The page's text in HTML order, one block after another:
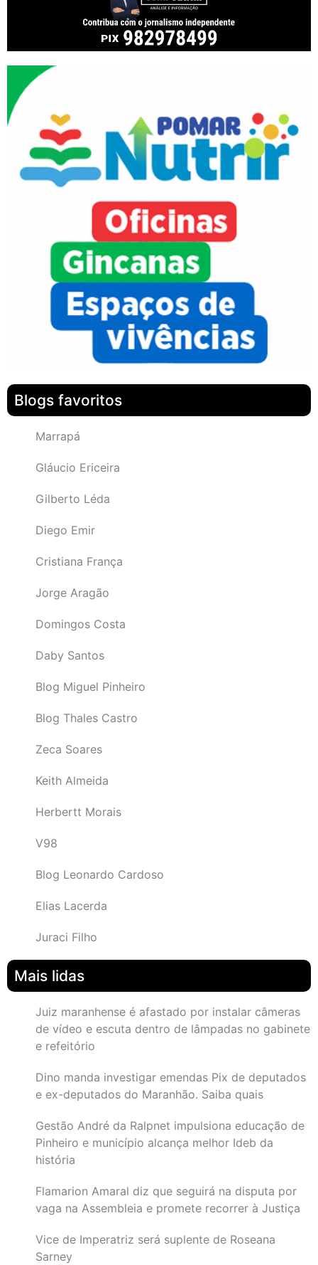
Blogs favoritos
Marrapá
Gláucio Ericeira
Gilberto Léda
Diego Emir
Cristiana França
Jorge Aragão
Domingos Costa
Daby Santos
Blog Miguel Pinheiro
Blog Thales Castro
Zeca Soares
Keith Almeida
Herbertt Morais
V98
Blog Leonardo Cardoso
Elias Lacerda
Juraci Filho
Mais lidas
Juiz maranhense é afastado por instalar câmeras
de vídeo e escuta dentro de lâmpadas no gabinete
e refeitório
Dino manda investigar emendas Pix de deputados
e ex-deputados do Maranhão. Saiba quais
Gestão André da Ralpnet impulsiona educação de
Pinheiro e município alcança melhor Ideb da
história
Flamarion Amaral diz que seguirá na disputa por
vaga na Assembleia e promete recorrer à Justiça
Vice de Imperatriz será suplente de Roseana
Sarney